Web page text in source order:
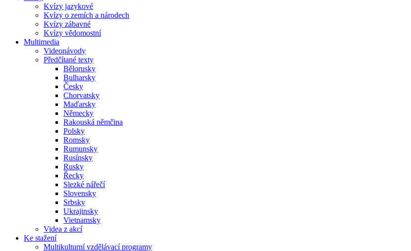
Kvízy jazykové
Kvízy o zemích a národech
Kvízy zábavné
Kvízy vědomostní
Multimedia
Videonávody
Předčítané texty
Bělorusky
Bulharsky
Česky
Chorvatsky
Maďarsky
Německy
Rakouská němčina
Polsky
Romsky
Rumunsky
Rusínsky
Rusky
Řecky
Slezké nářečí
Slovensky
Srbsky
Ukrajinsky
Vietnamsky
Videa z akcí
Ke stažení
Multikulturní vzdělávací programy